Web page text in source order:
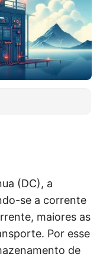
(DC), a
se a corrente
maiores as
Por esse
de